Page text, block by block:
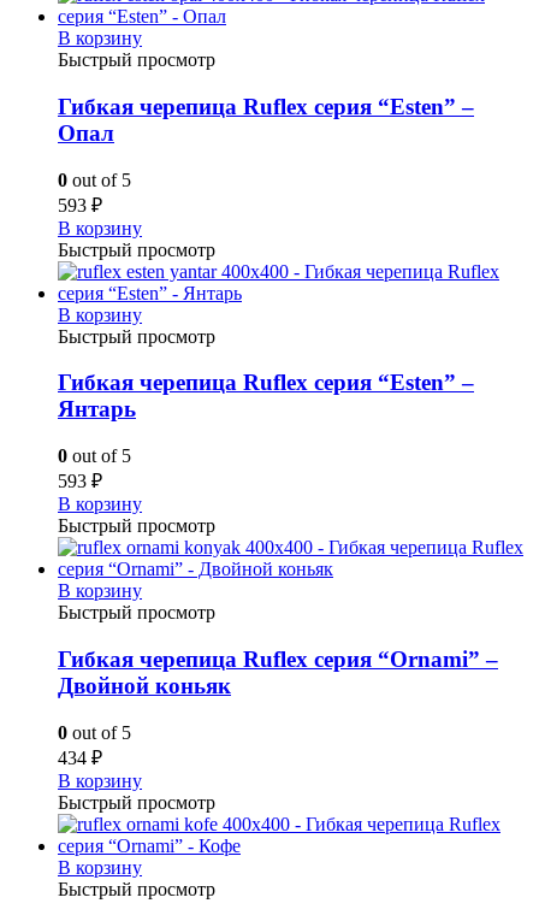
В корзину
Быстрый просмотр
Гибкая черепица Ruflex серия “Esten” –
Опал
0 out of 5
593 ₽
В корзину
Быстрый просмотр
В корзину
Быстрый просмотр
Гибкая черепица Ruflex серия “Esten” –
Янтарь
0 out of 5
593 ₽
В корзину
Быстрый просмотр
В корзину
Быстрый просмотр
Гибкая черепица Ruflex серия “Ornami” –
Двойной коньяк
0 out of 5
434 ₽
В корзину
Быстрый просмотр
В корзину
Быстрый просмотр